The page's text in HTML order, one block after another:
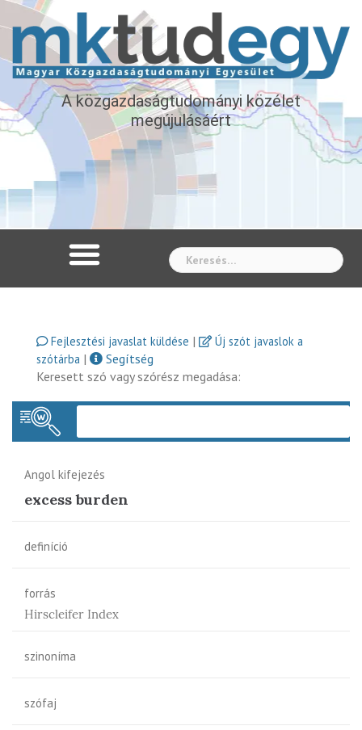
A közgazdaságtudományi közélet
megújulásáért
Fejlesztési javaslat küldése |
Új szót javaslok a
szótárba |
Segítség
Keresett szó vagy szórész megadása:
Angol kifejezés
excess burden
definíció
forrás
Hirscleifer Index
szinoníma
szófaj